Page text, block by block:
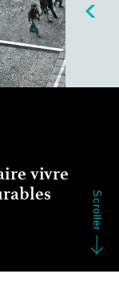
vivre
Scroller